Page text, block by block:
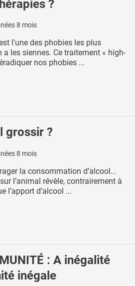
?
8 mois
l'une des phobies les plus
les siennes. Ce traitement « high-
nos phobies ...
grossir ?
8 mois
la consommation d’alcool...
l’animal révèle, contrairement à
l’apport d’alcool ...
: A inégalité
inégale